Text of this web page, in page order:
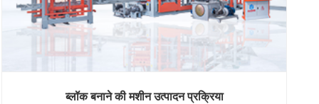
ब्लॉक बनाने की मशीन उत्पादन प्रक्रिया